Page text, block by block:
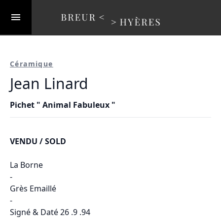
Céramique
Jean Linard
Pichet " Animal Fabuleux "
VENDU / SOLD
La Borne
-
Grès Emaillé
-
Signé & Daté 26 .9 .94